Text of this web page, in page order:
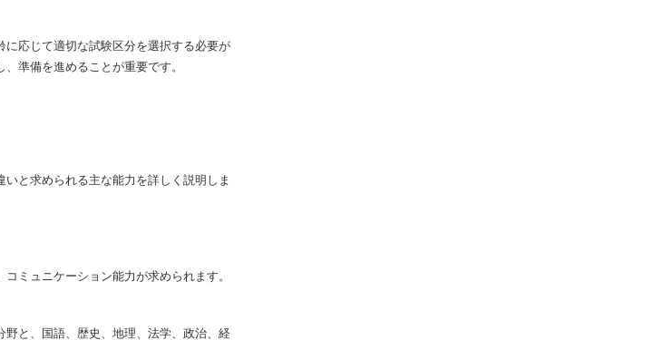
応じて適切な試験区分を選択する必要が
準備を進めることが重要です。
と求められる主な能力を詳しく説明しま
ミュニケーション能力が求められます。
と、国語、歴史、地理、法学、政治、経